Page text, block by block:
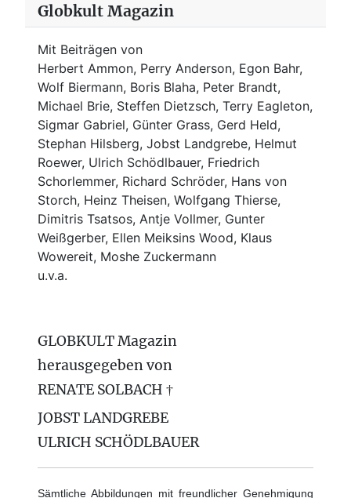
Globkult Magazin
Mit Beiträgen von
Herbert Ammon, Perry Anderson, Egon Bahr,
Wolf Biermann, Boris Blaha, Peter Brandt,
Michael Brie, Steffen Dietzsch, Terry Eagleton,
Sigmar Gabriel, Günter Grass, Gerd Held,
Stephan Hilsberg, Jobst Landgrebe, Helmut
Roewer, Ulrich Schödlbauer, Friedrich
Schorlemmer, Richard Schröder, Hans von
Storch, Heinz Theisen, Wolfgang Thierse,
Dimitris Tsatsos, Antje Vollmer, Gunter
Weißgerber, Ellen Meiksins Wood, Klaus
Wowereit, Moshe Zuckermann
u.v.a.
GLOBKULT Magazin
herausgegeben von
RENATE SOLBACH †
JOBST LANDGREBE
ULRICH SCHÖDLBAUER
Sämtliche Abbildungen mit freundlicher Genehmigung